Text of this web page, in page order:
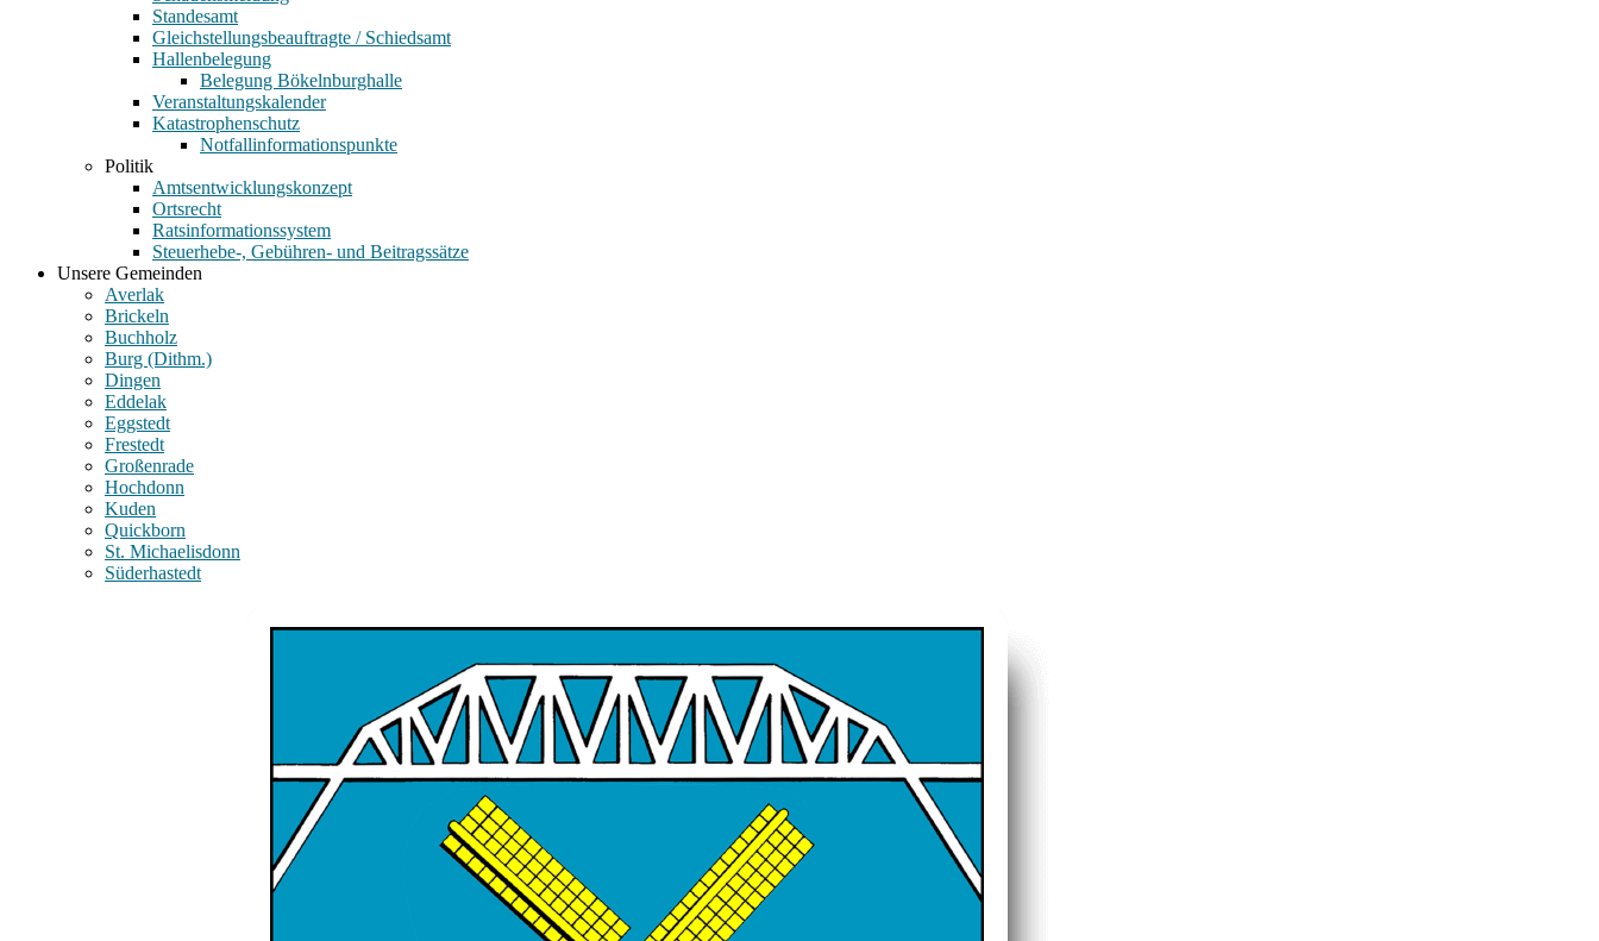
Standesamt
Gleichstellungsbeauftragte / Schiedsamt
Hallenbelegung
Belegung Bökelnburghalle
Veranstaltungskalender
Katastrophenschutz
Notfallinformationspunkte
Politik
Amtsentwicklungskonzept
Ortsrecht
Ratsinformationssystem
Steuerhebe-, Gebühren- und Beitragssätze
Unsere Gemeinden
Averlak
Brickeln
Buchholz
Burg (Dithm.)
Dingen
Eddelak
Eggstedt
Frestedt
Großenrade
Hochdonn
Kuden
Quickborn
St. Michaelisdonn
Süderhastedt